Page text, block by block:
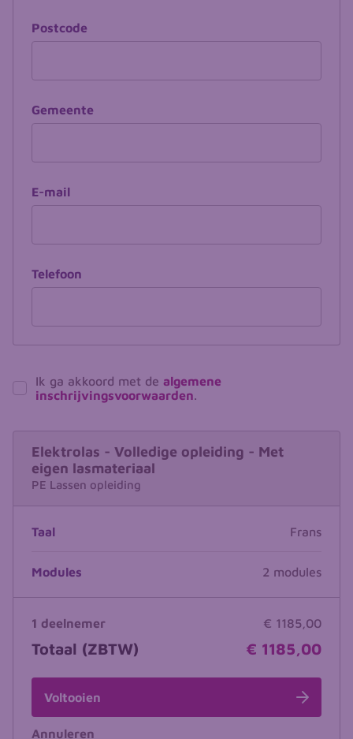
Postcode
Gemeente
E-mail
Telefoon
Ik ga akkoord met de algemene
inschrijvingsvoorwaarden.
Elektrolas - Volledige opleiding - Met
eigen lasmateriaal
PE Lassen opleiding
Taal Frans
Modules 2 modules
1 deelnemer € 1185,00
Totaal (ZBTW) € 1185,00
Voltooien
Annuleren